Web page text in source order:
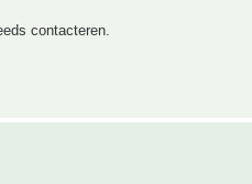
contacteren.